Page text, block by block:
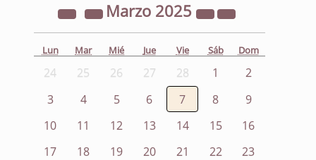
Marzo 2025
Lun Mar Mié Jue Vie Sáb Dom
24 25 26 27 28 1
2
3
4 5 6 7 8
9
10
11 12 13 14 15
16
17
18 19 20 21 22
23